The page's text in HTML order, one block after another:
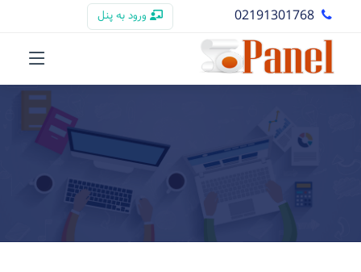
02191301768 ورود به پنل